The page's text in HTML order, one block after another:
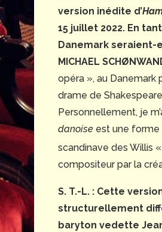
version inédite d’
15 juillet 2022. En
Danemark seraient-
MICHAEL
opéra », au Danemark
drame de
Personnellement, je
danoise est une forme
scandinave des Willis
compositeur par la
S. T.-L. : Cette
structurellement
baryton vedette